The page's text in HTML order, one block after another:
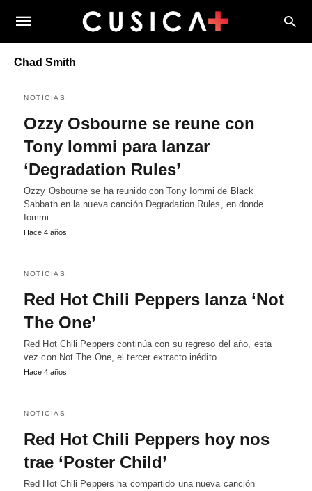
Chad Smith
NOTICIAS
Ozzy Osbourne se reune con
Tony Iommi para lanzar
‘Degradation Rules’
Ozzy Osbourne se ha reunido con Tony Iommi de Black
Sabbath en la nueva canción Degradation Rules, en donde
Iommi…
Hace 4 años
NOTICIAS
Red Hot Chili Peppers lanza ‘Not
The One’
Red Hot Chili Peppers continúa con su regreso del año, esta
vez con Not The One, el tercer extracto inédito…
Hace 4 años
NOTICIAS
Red Hot Chili Peppers hoy nos
trae ‘Poster Child’
Red Hot Chili Peppers ha compartido una nueva canción